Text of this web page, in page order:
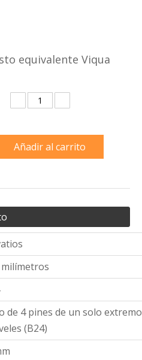
equivalente Viqua
Añadir al carrito
de 4 pines de un solo
(B24)